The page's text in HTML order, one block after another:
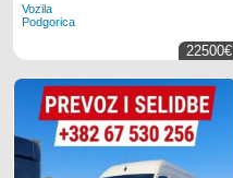
Vozila
Podgorica
22500€